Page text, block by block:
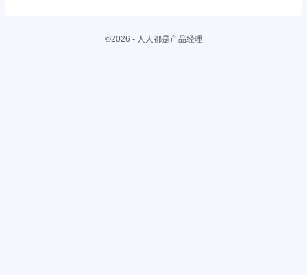
©2026 - 人人都是产品经理